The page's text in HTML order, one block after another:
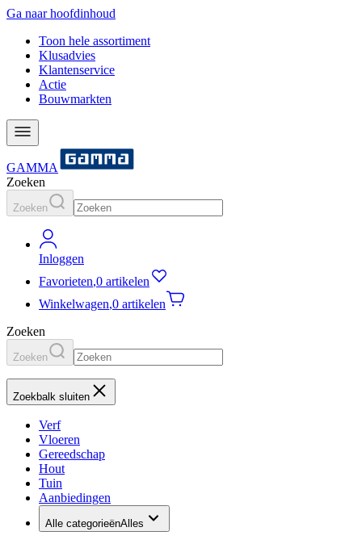
Ga naar hoofdinhoud
Toon hele assortiment
Klusadvies
Klantenservice
Actie
Bouwmarkten
GAMMA
Zoeken
Zoeken
Inloggen
Favorieten,0 artikelen
Winkelwagen,0 artikelen
Zoeken
Zoeken
Zoekbalk sluiten
Verf
Vloeren
Gereedschap
Hout
Tuin
Aanbiedingen
Alle categorieënAlles